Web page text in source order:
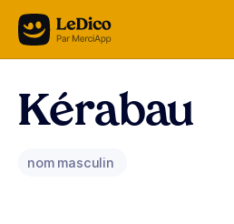
Aller au contenu
Kérabau
nom masculin